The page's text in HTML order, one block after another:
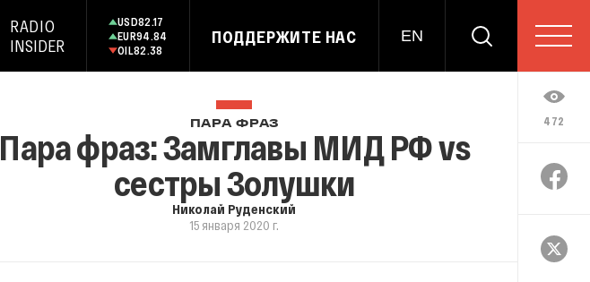
RADIO
INSIDER
USD82.17
EUR94.84
OIL82.38
ПОДДЕРЖИТЕ НАС EN
472
ПАРА ФРАЗ
Пара фраз: Замглавы МИД РФ vs
сестры Золушки
Николай Руденский
15 января 2020 г.